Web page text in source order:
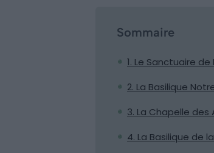
Sommaire
1. Le Sanctuaire
2. La Basilique
3. La Chapelle des
4. La Basilique de